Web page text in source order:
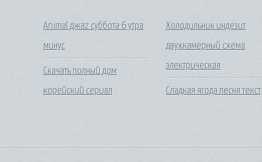
Animal джаz суббота 6 утра
минус
Скачать полный дом
корейский сериал
Холодильник индезит
двухкамерный схема
электрическая
Сладкая ягода песня текст